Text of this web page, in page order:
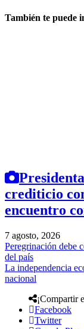
También te puede
crediticio
encuentro
7 agosto, 2026
Peregrinación debe
del país
La independencia
nacional
¡Compartir
Facebook
Twitter